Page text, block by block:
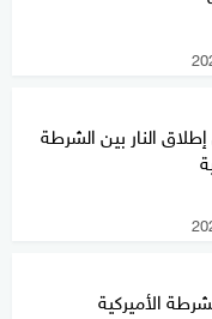
النار بين الشرطة
الأميركية